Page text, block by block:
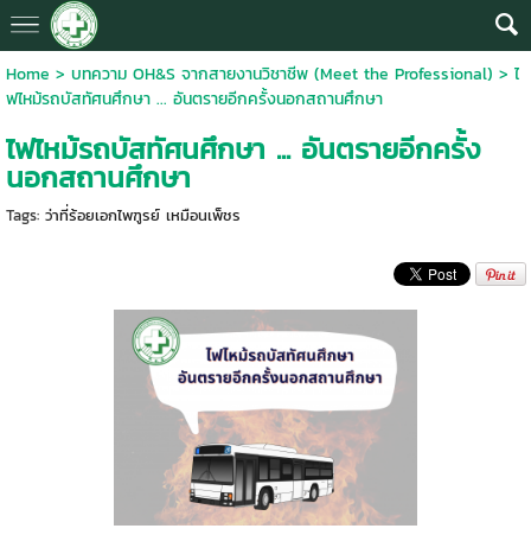
Home > บทความ OH&S จากสายงานวิชาชีพ (Meet the Professional) > ไ
ฟไหม้รถบัสทัศนศึกษา ... อันตรายอีกครั้งนอกสถานศึกษา
ไฟไหม้รถบัสทัศนศึกษา ... อันตรายอีกครั้ง
นอกสถานศึกษา
Tags: ว่าที่ร้อยเอกไพฑูรย์ เหมือนเพ็ชร